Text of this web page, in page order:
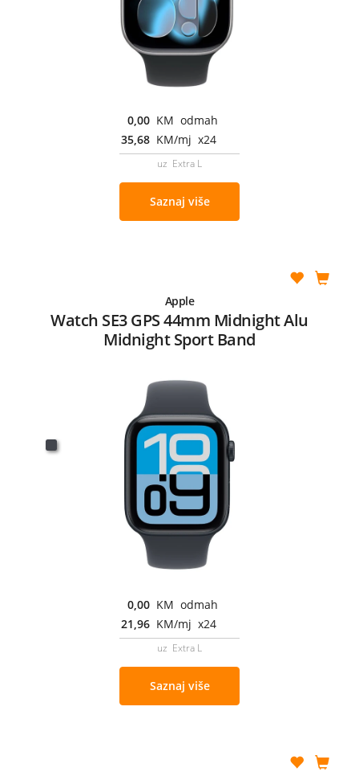
0,00 KM odmah
35,68 KM/mj x24
uz Extra L
Saznaj više
Apple
Watch SE3 GPS 44mm Midnight Alu
Midnight Sport Band
0,00 KM odmah
21,96 KM/mj x24
uz Extra L
Saznaj više